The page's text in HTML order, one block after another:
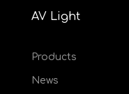
AV Light
Products
News